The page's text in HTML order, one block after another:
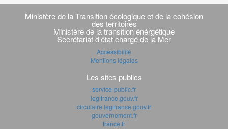
Navigation
transverse
Ministère de la Transition écologique et de la cohésion
des territoires
Ministère de la transition énérgétique
Secrétariat d'état chargé de la Mer
Accessibilité
Mentions légales
Les sites publics
service-public.fr
legifrance.gouv.fr
circulaire.legifrance.gouv.fr
gouvernement.fr
france.fr